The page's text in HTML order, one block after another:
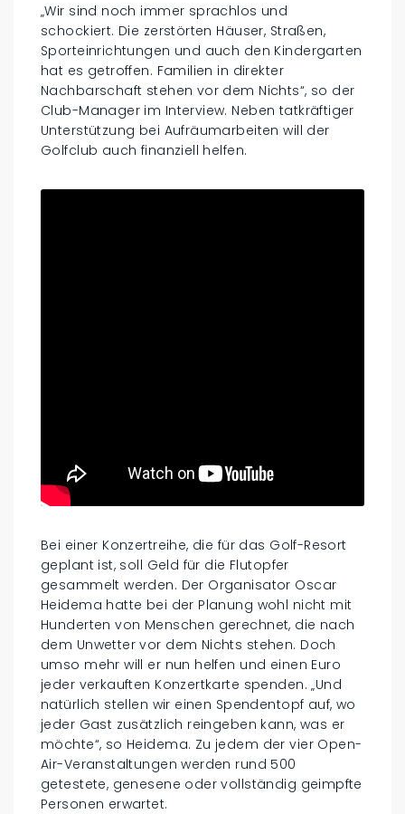
„Wir sind noch immer sprachlos und
schockiert. Die zerstörten Häuser, Straßen,
Sporteinrichtungen und auch den Kindergarten
hat es getroffen. Familien in direkter
Nachbarschaft stehen vor dem Nichts“, so der
Club-Manager im Interview. Neben tatkräftiger
Unterstützung bei Aufräumarbeiten will der
Golfclub auch finanziell helfen.
Bei einer Konzertreihe, die für das Golf-Resort
geplant ist, soll Geld für die Flutopfer
gesammelt werden. Der Organisator Oscar
Heidema hatte bei der Planung wohl nicht mit
Hunderten von Menschen gerechnet, die nach
dem Unwetter vor dem Nichts stehen. Doch
umso mehr will er nun helfen und einen Euro
jeder verkauften Konzertkarte spenden. „Und
natürlich stellen wir einen Spendentopf auf, wo
jeder Gast zusätzlich reingeben kann, was er
möchte“, so Heidema. Zu jedem der vier Open-
Air-Veranstaltungen werden rund 500
getestete, genesene oder vollständig geimpfte
Personen erwartet.